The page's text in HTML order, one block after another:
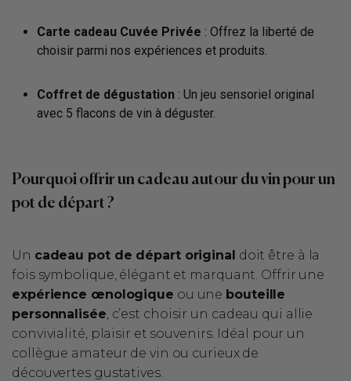
Carte cadeau Cuvée Privée : Offrez la liberté de
choisir parmi nos expériences et produits.
Coffret de dégustation : Un jeu sensoriel original
avec 5 flacons de vin à déguster.
Pourquoi offrir un cadeau autour du vin pour un
pot de départ ?
Un cadeau pot de départ original doit être à la
fois symbolique, élégant et marquant. Offrir une
expérience œnologique ou une bouteille
personnalisée , c’est choisir un cadeau qui allie
convivialité, plaisir et souvenirs. Idéal pour un
collègue amateur de vin ou curieux de
découvertes gustatives.